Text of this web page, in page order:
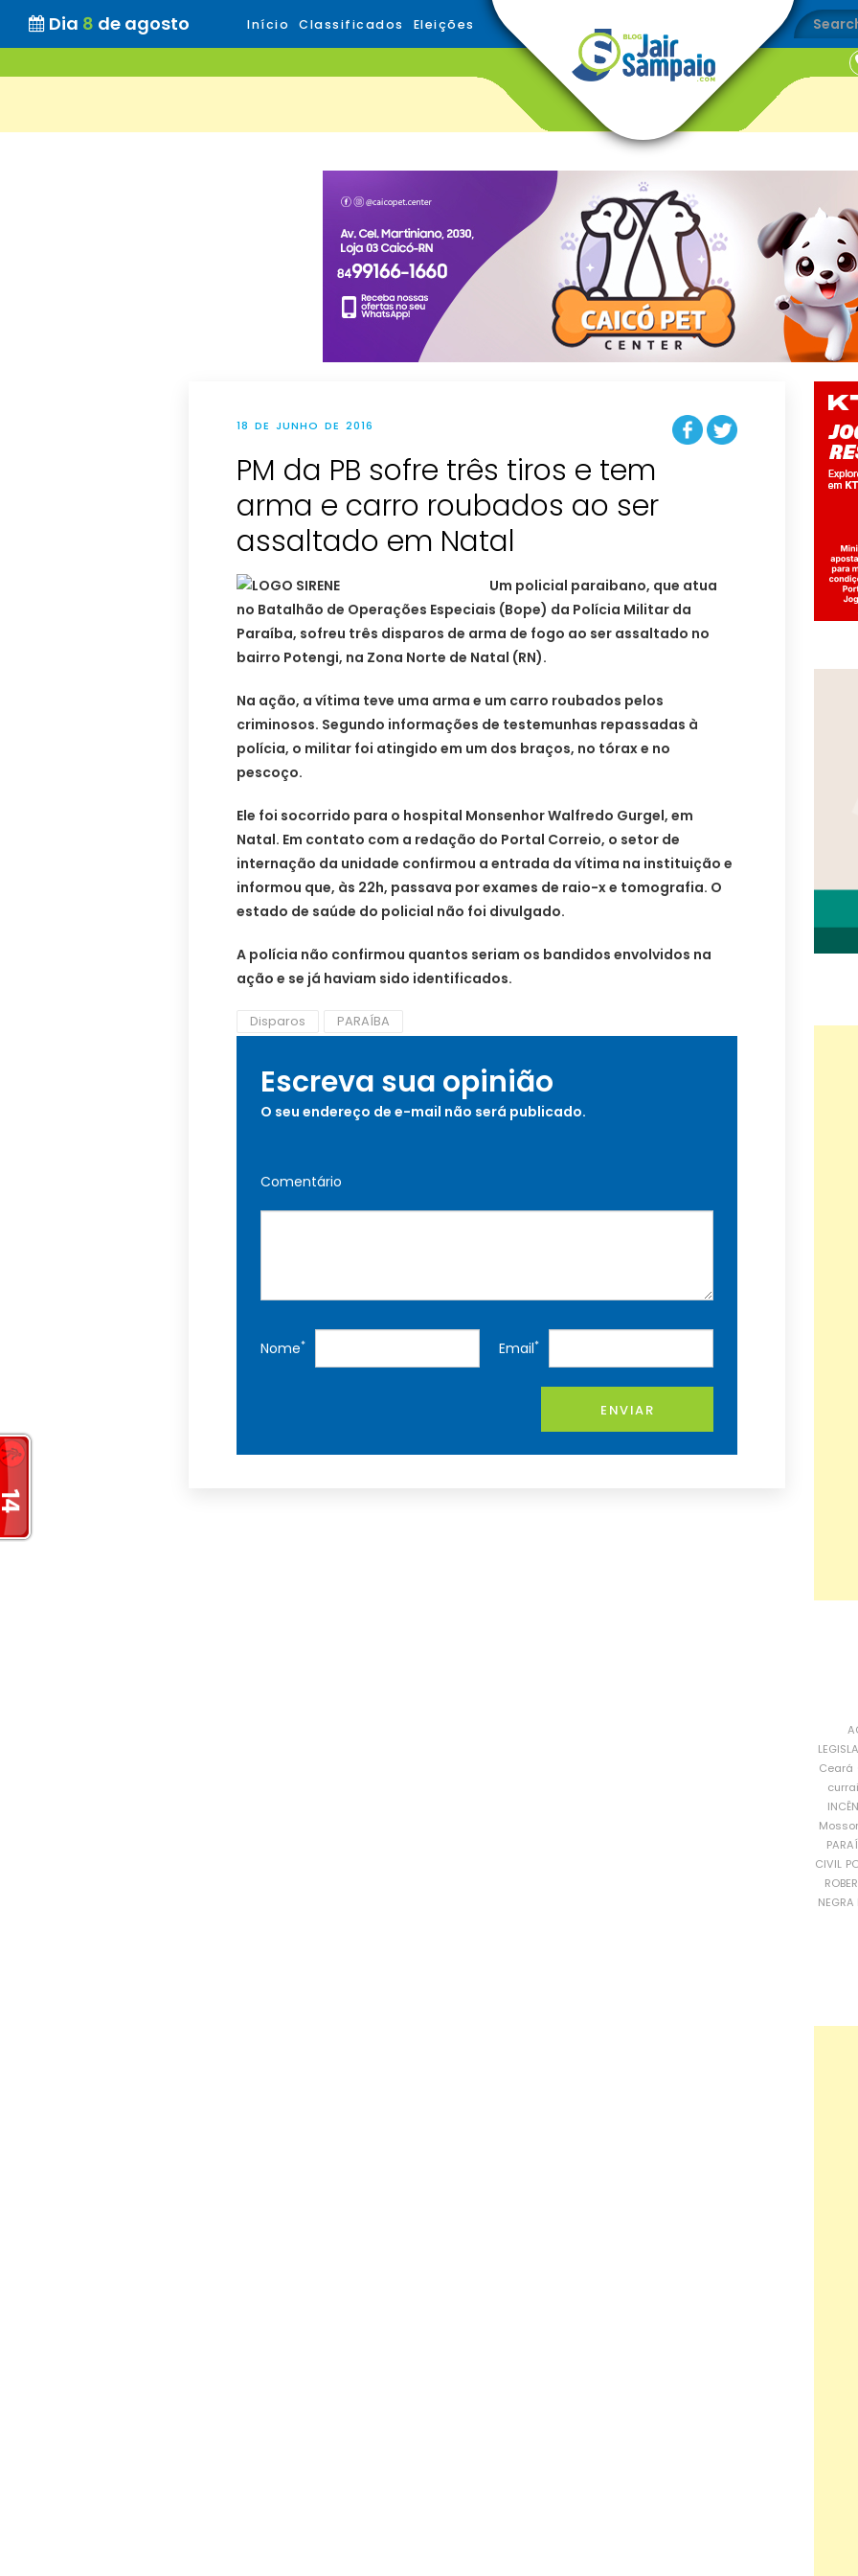
Dia 8 de agosto Início Classificados Eleições
18 DE JUNHO DE 2016
PM da PB sofre três tiros e tem
arma e carro roubados ao ser
assaltado em Natal
Um policial paraibano, que atua
no Batalhão de Operações Especiais (Bope) da Polícia Militar da
Paraíba, sofreu três disparos de arma de fogo ao ser assaltado no
bairro Potengi, na Zona Norte de Natal (RN).
Na ação, a vítima teve uma arma e um carro roubados pelos
criminosos. Segundo informações de testemunhas repassadas à
polícia, o militar foi atingido em um dos braços, no tórax e no
pescoço.
Ele foi socorrido para o hospital Monsenhor Walfredo Gurgel, em
Natal. Em contato com a redação do Portal Correio, o setor de
internação da unidade confirmou a entrada da vítima na instituição e
informou que, às 22h, passava por exames de raio-x e tomografia. O
estado de saúde do policial não foi divulgado.
A polícia não confirmou quantos seriam os bandidos envolvidos na
ação e se já haviam sido identificados.
Disparos PARAÍBA
Escreva sua opinião
O seu endereço de e-mail não será publicado.
Comentário
Nome* Email*
ENVIAR
Ceará
CIVIL
NEGRA